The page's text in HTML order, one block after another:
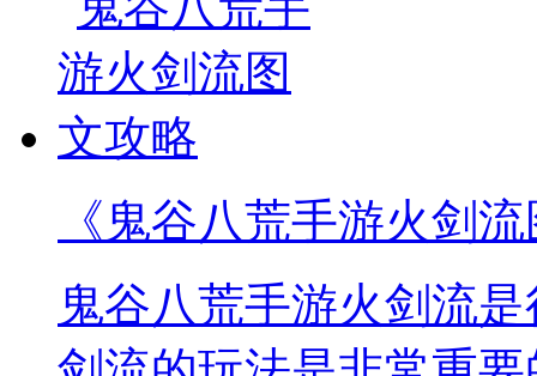
《鬼谷八荒手游火剑
鬼谷八荒手游火剑流